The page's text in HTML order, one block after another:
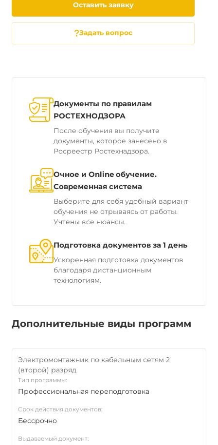
Оставить заявку
Задать вопрос
Документы по правилам
РОСТЕХНОДЗОРА
После обучения вы получите
документы, которое занесено в
Росреестр Ростехнадзора.
Очное и Online обучение.
Современная система
Выберите для себя удобный вариант
обучения не отрываясь от работы.
Учтены все нюансы.
Подготовка документов за 1 день
Ускоренная подготовка документов
благодаря дистанционным
технологиям.
Дополнительные виды программ
Электромонтажник по кабельным сетям 2
(второй) разряд
Тип программы:
Профессиональная переподготовка
Срок действия документов:
Бессрочно
Выдаваемый документ: